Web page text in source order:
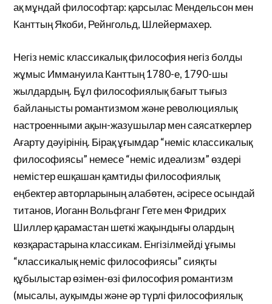
ақ мұндай философтар: қарсылас Мендельсон мен
Канттың Якоби, Рейнгольд, Шлейермахер.
Негіз неміс классикалық философия негіз болды
жұмыс Иммануила Канттың 1780-е, 1790-шы
жылдардың. Бұл философиялық бағыт тығыз
байланысты романтизмом және революциялық
настроенными ақын-жазушылар мен саясаткерлер
Ағарту дәуірінің. Бірақ ұғымдар “неміс классикалық
философиясы” немесе “неміс идеализм” өздері
немістер ешқашан қамтиды философиялық
еңбектер авторларының алабөтен, әсіресе осындай
титанов, Иоганн Вольфганг Гете мен Фридрих
Шиллер қарамастан шеткі жақындығы олардың
көзқарастарына классикам. Енгізілмейді ұғымы
“классикалық неміс философиясы” сияқты
құбылыстар өзімен-өзі философия романтизм
(мысалы, ауқымды және әр түрлі философиялық